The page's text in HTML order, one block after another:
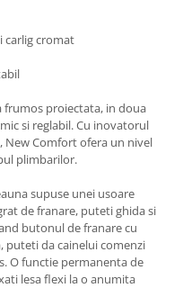
carlig cromat
frumos proiectata, in doua
si reglabil. Cu inovatorul
, New Comfort ofera un nivel
plimbarilor.
supuse unei usoare
de franare, puteti ghida si
butonul de franare cu
puteti da cainelui comenzi
O functie permanenta de
lesa flexi la o anumita